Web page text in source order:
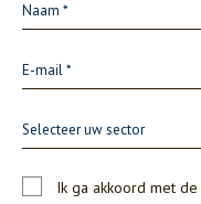
Selecteer uw sector
Ik ga akkoord met de